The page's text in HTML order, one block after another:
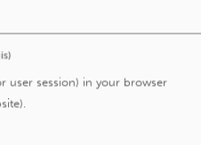
user session) in your browser